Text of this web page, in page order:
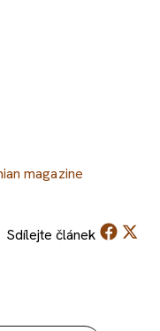
magazine
Sdílejte článek